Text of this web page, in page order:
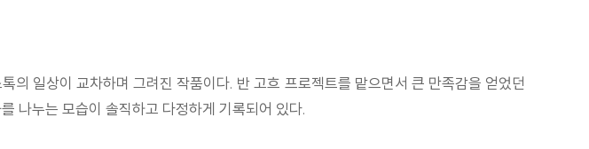
의 일상이 교차하며 그려진 작품이다. 반 고흐 프로젝트를 맡으면서 큰 만족감을 얻었던
나누는 모습이 솔직하고 다정하게 기록되어 있다.